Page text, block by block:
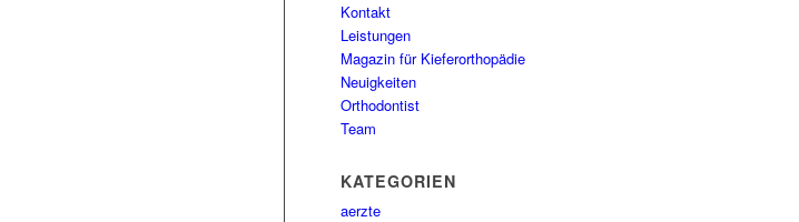
Kontakt
Leistungen
Magazin für Kieferorthopädie
Neuigkeiten
Orthodontist
Team
KATEGORIEN
aerzte